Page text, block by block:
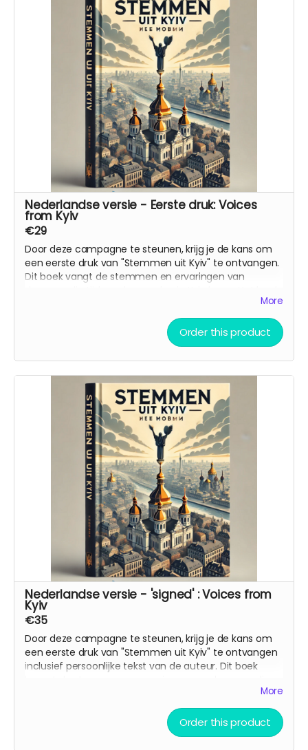
Nederlandse versie - Eerste druk: Voices
from Kyiv
€29
Door deze campagne te steunen, krijg je de kans om
een eerste druk van "Stemmen uit Kyiv" te ontvangen.
Dit boek vangt de stemmen en ervaringen van
herinnering aan de wereld van wat er in Oekraïne
More
Order this product
Nederlandse versie - 'signed' : Voices from
Kyiv
€35
Door deze campagne te steunen, krijg je de kans om
een eerste druk van "Stemmen uit Kyiv" te ontvangen
inclusief persoonlijke tekst van de auteur. Dit boek
tijdens deze oorlog in Kyiv leven in beeld. Het is bedoeld
als een brug tussen culturen en als een herinnering
aan de wereld van wat er in Oekraïne gebeurt
More
Order this product